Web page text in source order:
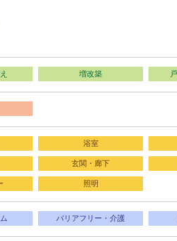
増改築
浴室
玄関・廊下
照明
バリアフリー・介護